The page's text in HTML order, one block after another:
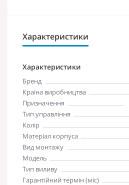
Характеристики
Характеристики
Бренд
Країна виробництва
Призначення
Тип управління
Колір
Матеріал корпуса
Вид монтажу
Модель
Тип виливу
Гарантійний термін (міс)